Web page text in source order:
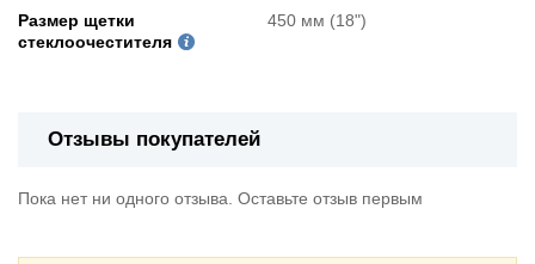
Размер щетки
стеклоочестителя
450 мм (18")
Отзывы покупателей
Пока нет ни одного отзыва. Оставьте отзыв первым